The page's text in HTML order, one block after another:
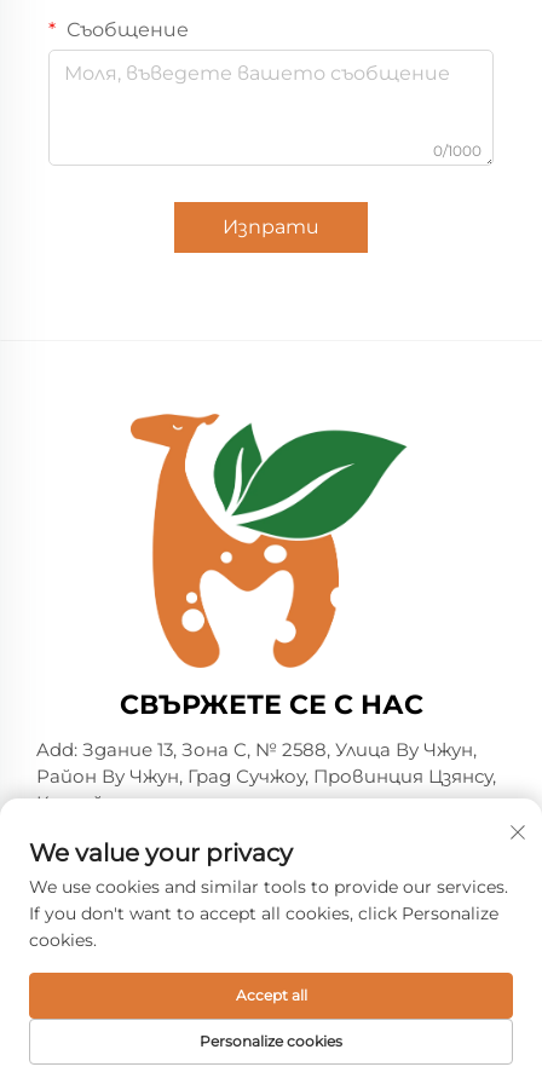
Съобщение
0/1000
Изпрати
СВЪРЖЕТЕ СЕ С НАС
Add: Здание 13, Зона C, № 2588, Улица Ву Чжун,
Район Ву Чжун, Град Сучжоу, Провинция Цзянсу,
Китай
Тел.:
+86-13606218836
Имейл:
[email protected]
Политика за поверителност
We value your privacy
We use cookies and similar tools to provide our services.
If you don't want to accept all cookies, click Personalize
cookies.
Personalize cookies
Accept all